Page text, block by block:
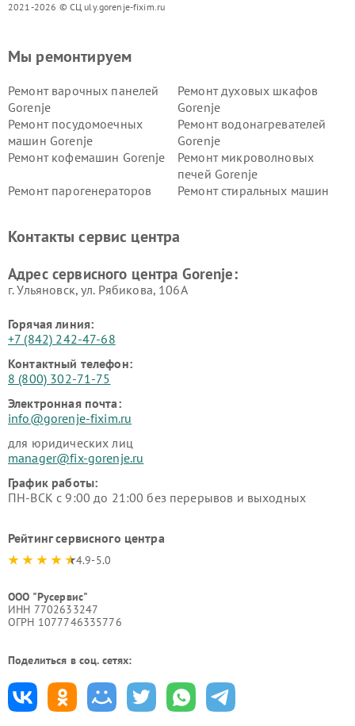
2021-2026 © СЦ uly.gorenje-fixim.ru
Мы ремонтируем
Ремонт варочных панелей
Gorenje
Ремонт духовых шкафов
Gorenje
Ремонт посудомоечных
машин Gorenje
Ремонт водонагревателей
Gorenje
Ремонт кофемашин Gorenje
Ремонт микроволновых
печей Gorenje
Ремонт парогенераторов
Ремонт стиральных машин
Контакты сервис центра
Адрес сервисного центра Gorenje:
г. Ульяновск, ул. Рябикова, 106А
Горячая линия:
+7 (842) 242-47-68
Контактный телефон:
8 (800) 302-71-75
Электронная почта:
info@gorenje-fixim.ru
для юридических лиц
manager@fix-gorenje.ru
График работы:
ПН-ВСК с 9:00 до 21:00 без перерывов и выходных
Рейтинг сервисного центра
4.9-5.0
ООО "Русервис"
ИНН 7702633247
ОГРН 1077746335776
Поделиться в соц. сетях: